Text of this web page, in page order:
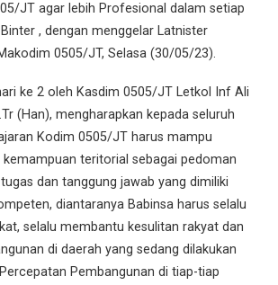
JT agar lebih Profesional dalam setiap
, dengan menggelar Latnister
0505/JT, Selasa (30/05/23).
ke 2 oleh Kasdim 0505/JT Letkol Inf Ali
(Han), mengharapkan kepada seluruh
Kodim 0505/JT harus mampu
teritorial sebagai pedoman
dan tanggung jawab yang dimiliki
diantaranya Babinsa harus selalu
selalu membantu kesulitan rakyat dan
di daerah yang sedang dilakukan
Pembangunan di tiap-tiap